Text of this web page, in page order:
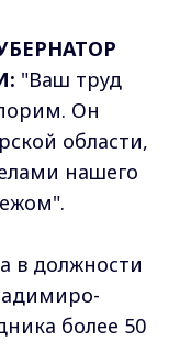
"Ваш труд
Он
области,
нашего
в должности
более 50